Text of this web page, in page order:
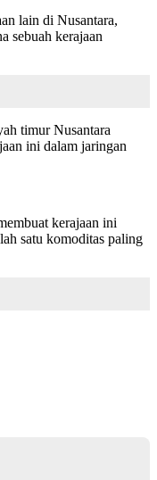
lain di Nusantara,
sebuah kerajaan
timur Nusantara
ini dalam jaringan
kerajaan ini
satu komoditas paling